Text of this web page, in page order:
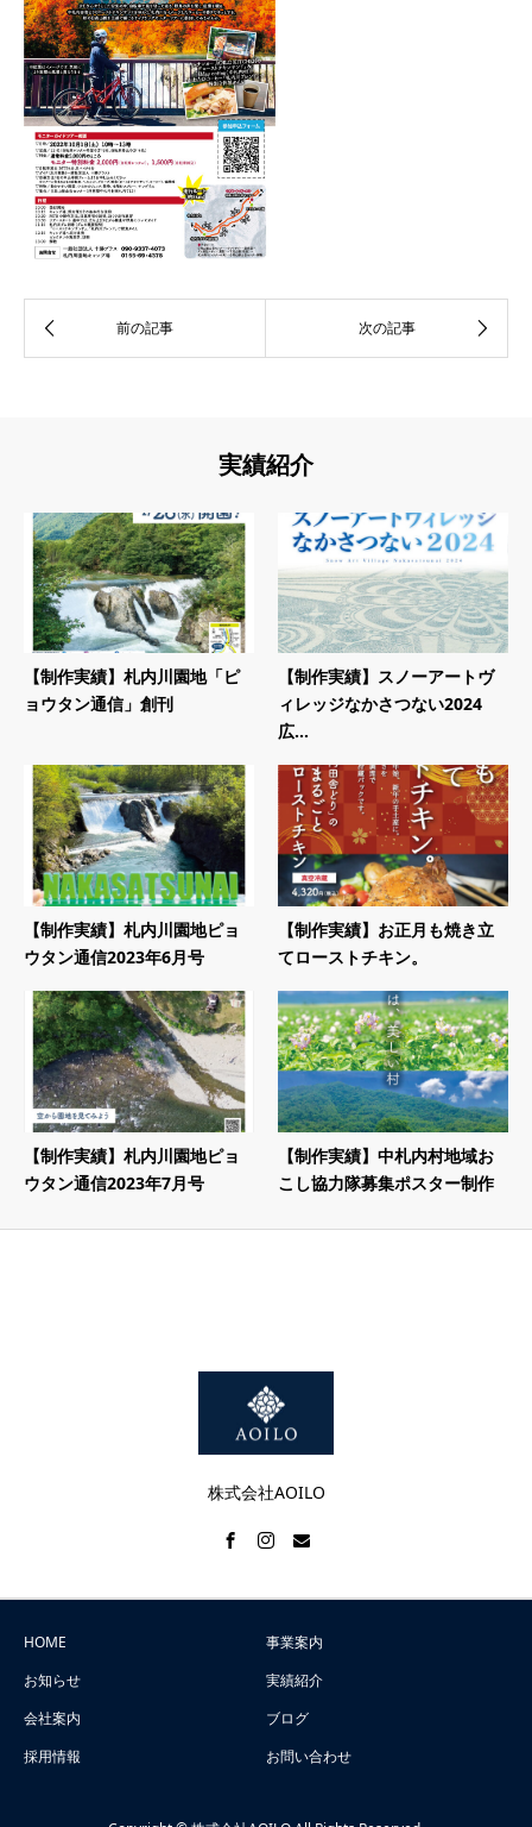
実績紹介
【制作実績】札内川園地「ピ
ョウタン通信」創刊
【制作実績】スノーアートヴ
ィレッジなかさつない2024
広...
【制作実績】札内川園地ピョ
ウタン通信2023年6月号
【制作実績】お正月も焼き立
てローストチキン。
【制作実績】札内川園地ピョ
ウタン通信2023年7月号
【制作実績】中札内村地域お
こし協力隊募集ポスター制作
株式会社AOILO
HOME
事業案内
お知らせ
実績紹介
会社案内
ブログ
採用情報
お問い合わせ